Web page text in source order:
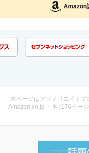
Amazon
本ページはアフィリエイト
Amazon.co.jp ・本 (176ペー